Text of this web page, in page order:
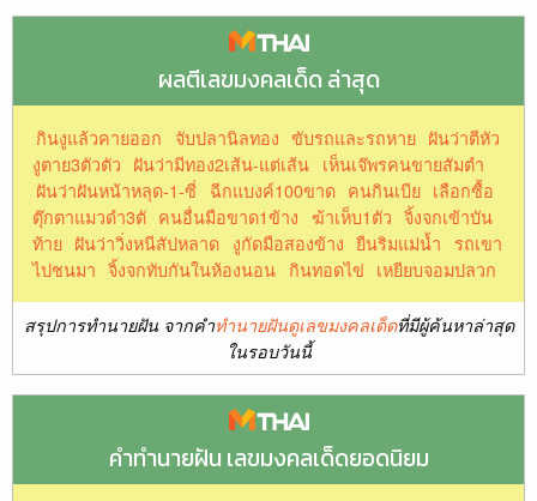
ผลตีเลขมงคลเด็ด ล่าสุด
กินงูแล้วคายออก จับปลานิลทอง ขับรถและรถหาย ฝันว่าตีหัว
งูตาย3ตัวตัว ฝันว่ามีทอง2เส้น-แต่เส้น เห็นเจ๊พรคนขายสัมตำ
ฝันว่าฝันหน้าหลุด-1-ซี่
ฉีกแบงค์100ขาด คนกินเบีย เลือกซื้อ
ตุ๊กตาแมวดำ3ตั คนอื่นมือขาด1ข้าง ฆ้าเห็บ1ตัว จิ้งจกเข้าบัน
ท้าย ฝันว่าวิ่งหนีสัปหลาด งูกัดมือสองข้าง ยืนริมแม่น้ำ
รถเขา
ไปชนมา จิ้งจกทับกันในห้องนอน กินทอดไข่ เหยียบจอมปลวก
สรุปการทำนายฝัน จากคำทำนายฝันดูเลขมงคลเด็ดที่มีผู้ค้นหาล่าสุด
ในรอบวันนี้
คำทำนายฝัน เลขมงคลเด็ดยอดนิยม